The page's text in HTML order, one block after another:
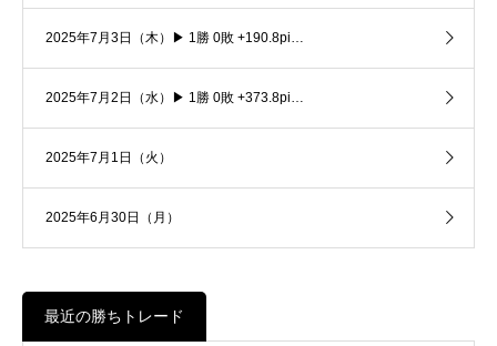
2025年7月3日（木）▶ 1勝 0敗 +190.8pi…
2025年7月2日（水）▶ 1勝 0敗 +373.8pi…
2025年7月1日（火）
2025年6月30日（月）
最近の勝ちトレード